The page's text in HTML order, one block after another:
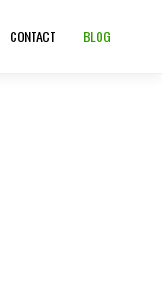
CONTACT BLOG